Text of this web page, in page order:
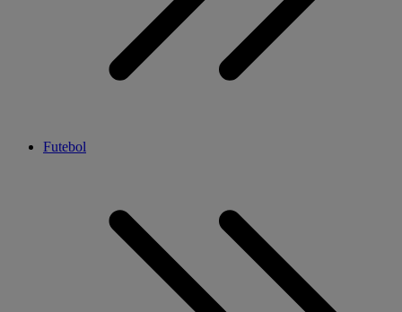
Futebol